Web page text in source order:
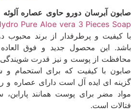
آبرسان دورو حاوی عصاره آلوئه ورا
Pure Aloe vera 3 Pieces
کیفیت و پرطرفدار از برند محبوب
این محصول جدید و فوق العاده
از پوست و نیز قدرت شویندگی
با کیفیت که برای
ای ایده آل است دارای عصاره و
مضر برای پوست همانند پارابن،
است.